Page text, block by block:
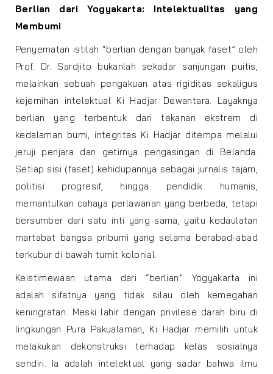
Berlian dari Yogyakarta: Intelektualitas yang
Membumi
Penyematan istilah “berlian dengan banyak faset” oleh
Prof. Dr. Sardjito bukanlah sekadar sanjungan puitis,
melainkan sebuah pengakuan atas rigiditas sekaligus
kejernihan intelektual Ki Hadjar Dewantara. Layaknya
berlian yang terbentuk dari tekanan ekstrem di
kedalaman bumi, integritas Ki Hadjar ditempa melalui
jeruji penjara dan getirnya pengasingan di Belanda.
Setiap sisi (faset) kehidupannya sebagai jurnalis tajam,
politisi progresif, hingga pendidik humanis,
memantulkan cahaya perlawanan yang berbeda, tetapi
bersumber dari satu inti yang sama, yaitu kedaulatan
martabat bangsa pribumi yang selama berabad-abad
terkubur di bawah tumit kolonial.
Keistimewaan utama dari “berlian” Yogyakarta ini
adalah sifatnya yang tidak silau oleh kemegahan
keningratan. Meski lahir dengan privilese darah biru di
lingkungan Pura Pakualaman, Ki Hadjar memilih untuk
melakukan dekonstruksi terhadap kelas sosialnya
sendiri. Ia adalah intelektual yang sadar bahwa ilmu